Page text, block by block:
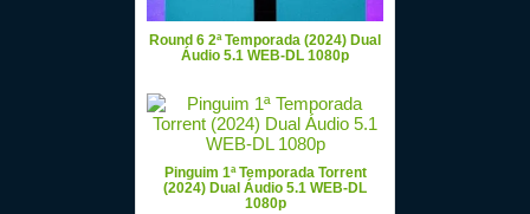
Round 6 2ª Temporada (2024) Dual
Áudio 5.1 WEB-DL 1080p
Pinguim 1ª Temporada Torrent
(2024) Dual Áudio 5.1 WEB-DL
1080p